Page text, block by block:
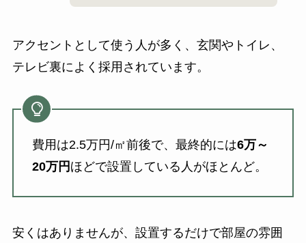
アクセントとして使う人が多く、玄関やトイレ、
テレビ裏によく採用されています。
費用は2.5万円/㎡前後で、最終的には6万～
20万円 ほどで設置している人がほとんど。
安くはありませんが、設置するだけで部屋の雰囲